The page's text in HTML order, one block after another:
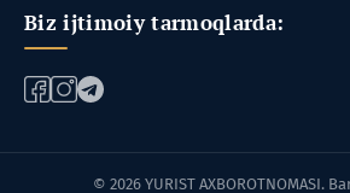
Biz ijtimoiy tarmoqlarda:
© 2026 YURIST AXBOROTNOMASI.